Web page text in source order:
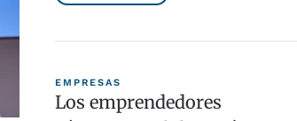
EMPRESAS
Los emprendedores